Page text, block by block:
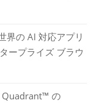
界の AI 対応アプリ
ープライズ ブラウ
Quadrant™ の